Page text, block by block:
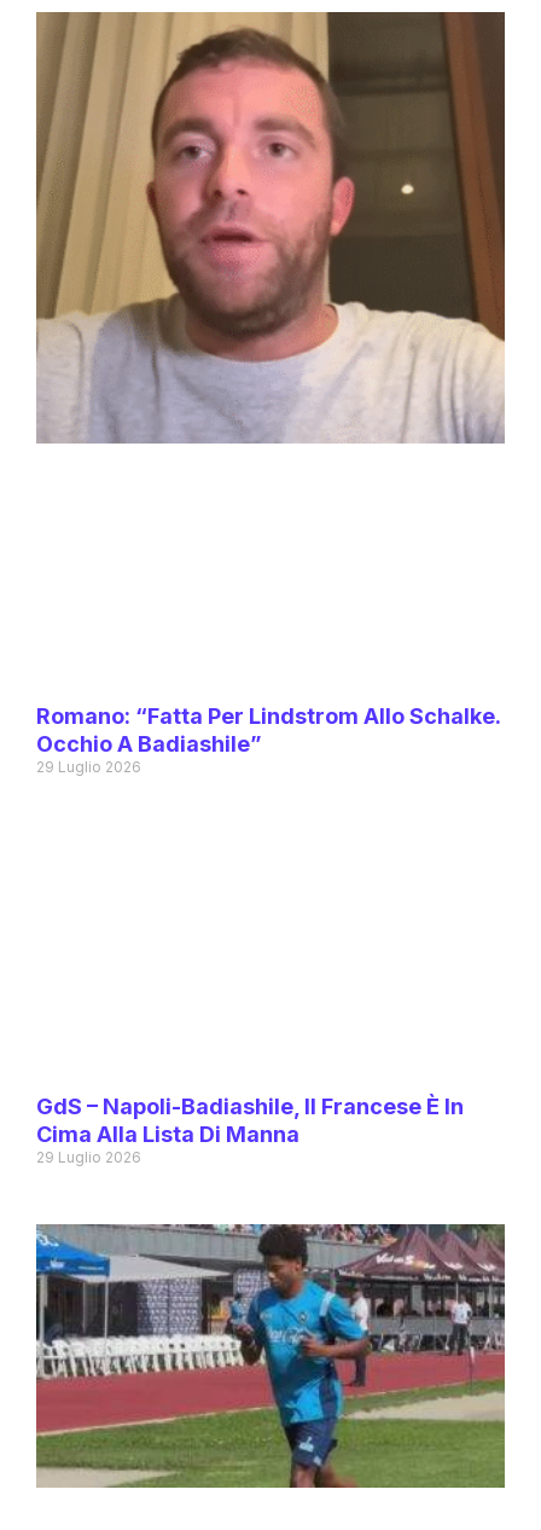
Romano: “Fatta Per Lindstrom Allo Schalke.
Occhio A Badiashile”
29 Luglio 2026
GdS – Napoli-Badiashile, Il Francese È In
Cima Alla Lista Di Manna
29 Luglio 2026